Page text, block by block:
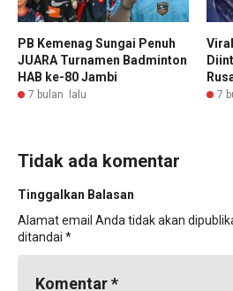
PB Kemenag Sungai Penuh
JUARA Turnamen Badminton
HAB ke-80 Jambi
7 bulan lalu 7
Tidak ada komentar
Tinggalkan Balasan
Alamat email Anda tidak akan
ditandai *
Komentar*